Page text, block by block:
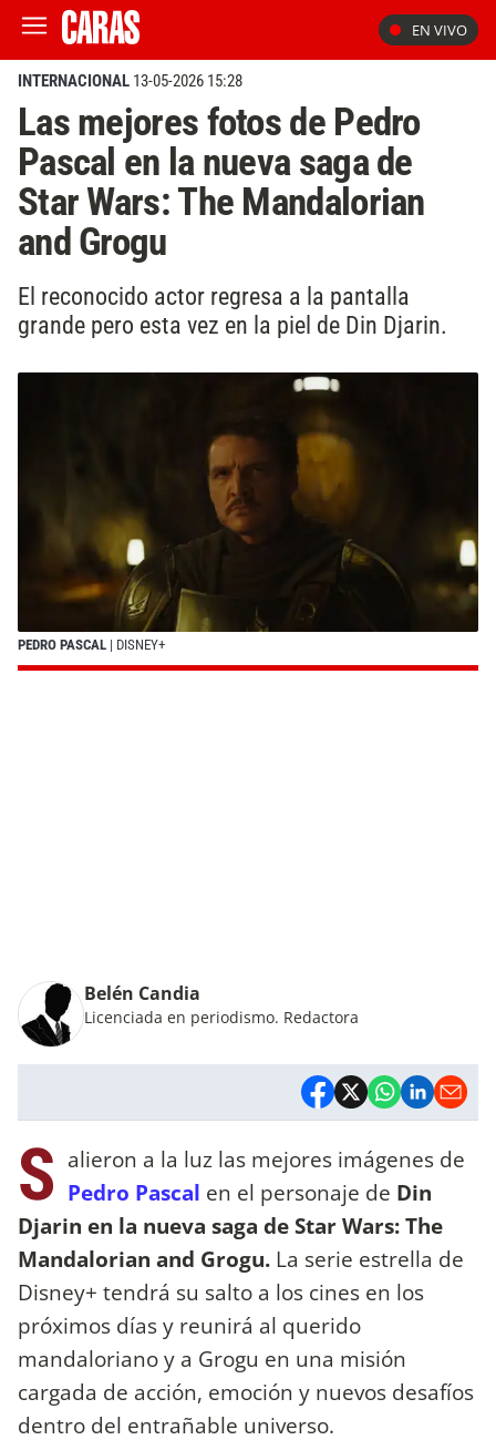
EN VIVO
INTERNACIONAL 13-05-2026 15:28
Las mejores fotos de Pedro
Pascal en la nueva saga de
Star Wars: The Mandalorian
and Grogu
El reconocido actor regresa a la pantalla
grande pero esta vez en la piel de Din Djarin.
PEDRO PASCAL | DISNEY+
Belén Candia
Licenciada en periodismo. Redactora
S alieron a la luz las mejores imágenes de
Pedro Pascal en el personaje de Din
Djarin en la nueva saga de Star Wars: The
Mandalorian and Grogu. La serie estrella de
Disney+ tendrá su salto a los cines en los
próximos días y reunirá al querido
mandaloriano y a Grogu en una misión
cargada de acción, emoción y nuevos desafíos
dentro del entrañable universo.